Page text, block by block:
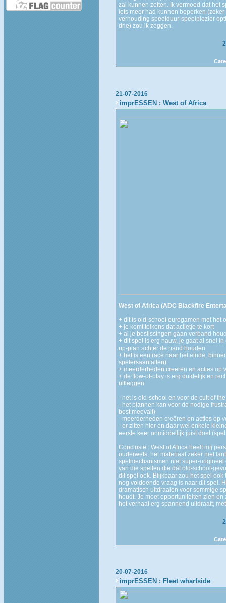
zal kunnen zetten. Ik vermoed dat het
iets meer had kunnen beperken
verhouding speelduur-speelplezier
drie) zou ik zeggen.
21-07-2016
imprESSEN : West of Africa
West of Africa (ADC Blackfire
+ dit is old-school eurogamen met het
+ je komt telkens dat actietje te kort
+ al je beslissingen gaan verband
+ dit spel is erg nauw, je gaat al snel
up-plan achter de hand houden
+ het is een race naar het einde,
spelersaantallen)
+ meerderheden creëren en acties op
+ de flow-of-play is erg duidelijk en
uitleggen
- het is old-school en voor de cult of
- het plannen kan voor de nodige
best meevalt)
- meerderheden creëren en acties op
- er zitten hier en daar wel enkele
eerste keer onmiddellijk juist doet
Conclusie : West of Africa heeft mij
ouderwets, het materiaal zeker niet
spelmechanismen niet super-
van die spellen die dat old-school-
dit spel ook. Blijkbaar zou het spel
nog voldoende vraag is naar dit spel.
dramatisch uitdraaien voor sommige
houdt. Je moet opportuniteiten zien
het verhaal erg spannend uitdraait,
20-07-2016
imprESSEN : Fleet wharfside